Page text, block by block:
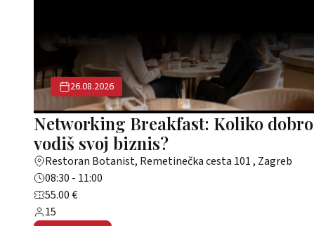
26.08.2026
Networking Breakfast: Koliko dobro
vodiš svoj biznis?
Restoran Botanist, Remetinečka cesta 101 , Zagreb
08:30 - 11:00
55.00 €
15